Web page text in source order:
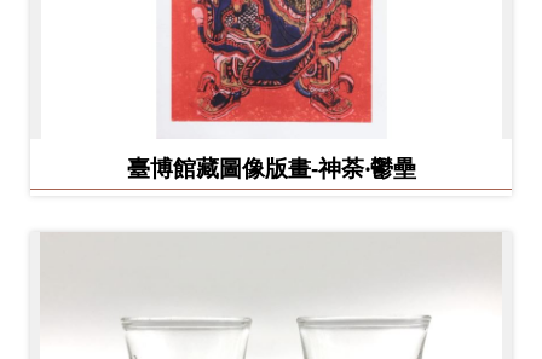
臺博館藏圖像版畫-神荼‧鬱壘